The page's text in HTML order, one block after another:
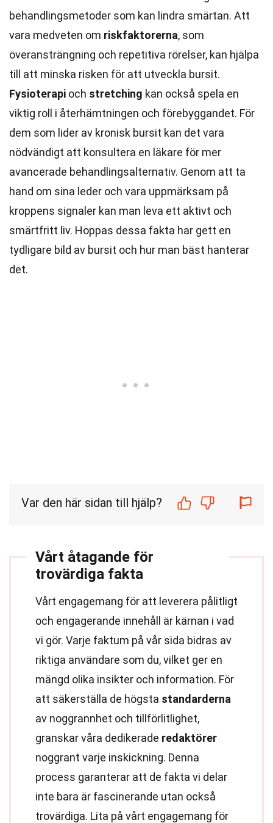
behandlingsmetoder som kan lindra smärtan. Att
vara medveten om riskfaktorerna, som
överansträngning och repetitiva rörelser, kan hjälpa
till att minska risken för att utveckla bursit.
Fysioterapi och stretching kan också spela en
viktig roll i återhämtningen och förebyggandet. För
dem som lider av kronisk bursit kan det vara
nödvändigt att konsultera en läkare för mer
avancerade behandlingsalternativ. Genom att ta
hand om sina leder och vara uppmärksam på
kroppens signaler kan man leva ett aktivt och
smärtfritt liv. Hoppas dessa fakta har gett en
tydligare bild av bursit och hur man bäst hanterar
det.
Var den här sidan till hjälp?
Vårt åtagande för
trovärdiga fakta
Vårt engagemang för att leverera pålitligt
och engagerande innehåll är kärnan i vad
vi gör. Varje faktum på vår sida bidras av
riktiga användare som du, vilket ger en
mängd olika insikter och information. För
att säkerställa de högsta standarderna
av noggrannhet och tillförlitlighet,
granskar våra dedikerade redaktörer
noggrant varje inskickning. Denna
process garanterar att de fakta vi delar
inte bara är fascinerande utan också
trovärdiga. Lita på vårt engagemang för